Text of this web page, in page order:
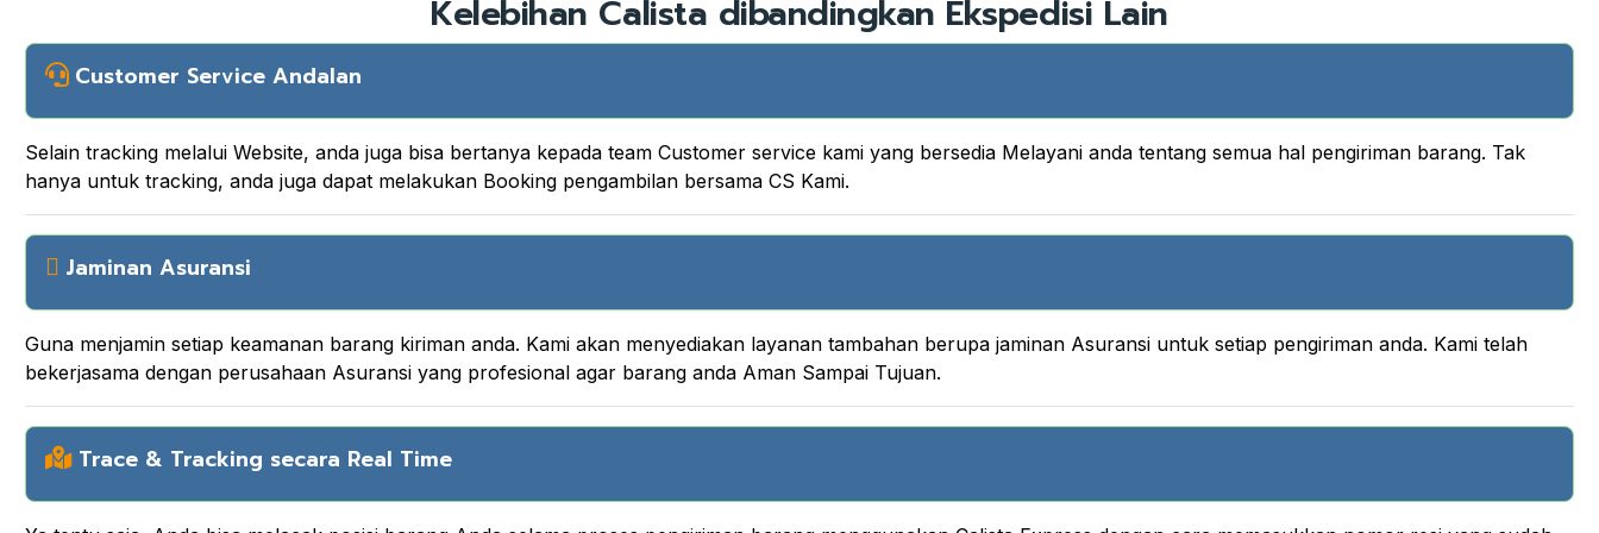
Kelebihan Calista dibandingkan Ekspedisi Lain
Customer Service Andalan
Selain tracking melalui Website, anda juga bisa bertanya kepada team Customer service kami yang bersedia Melayani anda tentang semua hal pengiriman barang. Tak
hanya untuk tracking, anda juga dapat melakukan Booking pengambilan bersama CS Kami.
Jaminan Asuransi
Guna menjamin setiap keamanan barang kiriman anda. Kami akan menyediakan layanan tambahan berupa jaminan Asuransi untuk setiap pengiriman anda. Kami telah
bekerjasama dengan perusahaan Asuransi yang profesional agar barang anda Aman Sampai Tujuan.
Trace & Tracking secara Real Time